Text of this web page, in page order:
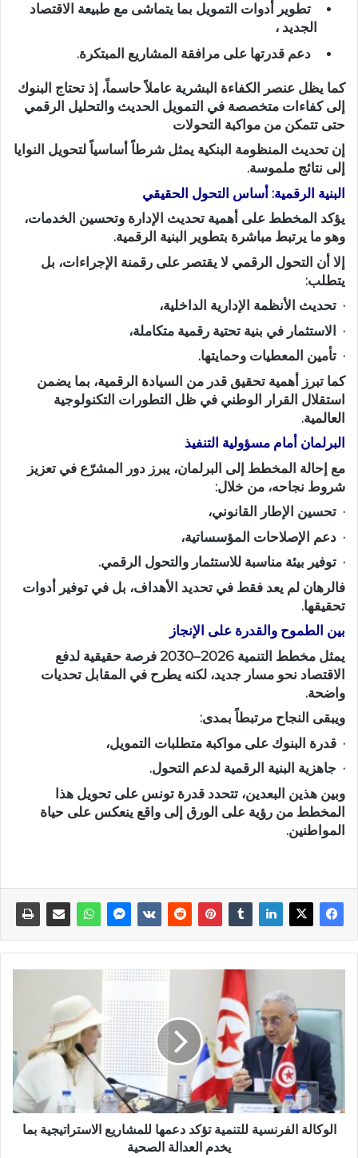
تطوير أدوات التمويل بما يتماشى مع طبيعة الاقتصاد
الجديد ،
دعم قدرتها على مرافقة المشاريع المبتكرة.
كما يظل عنصر الكفاءة البشرية عاملاً حاسماً، إذ تحتاج البنوك
إلى كفاءات متخصصة في التمويل الحديث والتحليل الرقمي
حتى تتمكن من مواكبة التحولات
إن تحديث المنظومة البنكية يمثل شرطاً أساسياً لتحويل النوايا
إلى نتائج ملموسة.
البنية الرقمية: أساس التحول الحقيقي
يؤكد المخطط على أهمية تحديث الإدارة وتحسين الخدمات،
وهو ما يرتبط مباشرة بتطوير البنية الرقمية.
إلا أن التحول الرقمي لا يقتصر على رقمنة الإجراءات، بل
يتطلب:
· تحديث الأنظمة الإدارية الداخلية،
· الاستثمار في بنية تحتية رقمية متكاملة،
· تأمين المعطيات وحمايتها.
كما تبرز أهمية تحقيق قدر من السيادة الرقمية، بما يضمن
استقلال القرار الوطني في ظل التطورات التكنولوجية
العالمية.
البرلمان أمام مسؤولية التنفيذ
مع إحالة المخطط إلى البرلمان، يبرز دور المشرّع في تعزيز
شروط نجاحه، من خلال:
· تحسين الإطار القانوني،
· دعم الإصلاحات المؤسساتية،
· توفير بيئة مناسبة للاستثمار والتحول الرقمي.
فالرهان لم يعد فقط في تحديد الأهداف، بل في توفير أدوات
تحقيقها.
بين الطموح والقدرة على الإنجاز
يمثل مخطط التنمية 2026–2030 فرصة حقيقية لدفع
الاقتصاد نحو مسار جديد، لكنه يطرح في المقابل تحديات
واضحة.
ويبقى النجاح مرتبطاً بمدى:
· قدرة البنوك على مواكبة متطلبات التمويل،
· جاهزية البنية الرقمية لدعم التحول.
وبين هذين البعدين، تتحدد قدرة تونس على تحويل هذا
المخطط من رؤية على الورق إلى واقع ينعكس على حياة
المواطنين.
الوكالة الفرنسية للتنمية تؤكد دعمها للمشاريع الاستراتيجية بما
يخدم العدالة الصحية